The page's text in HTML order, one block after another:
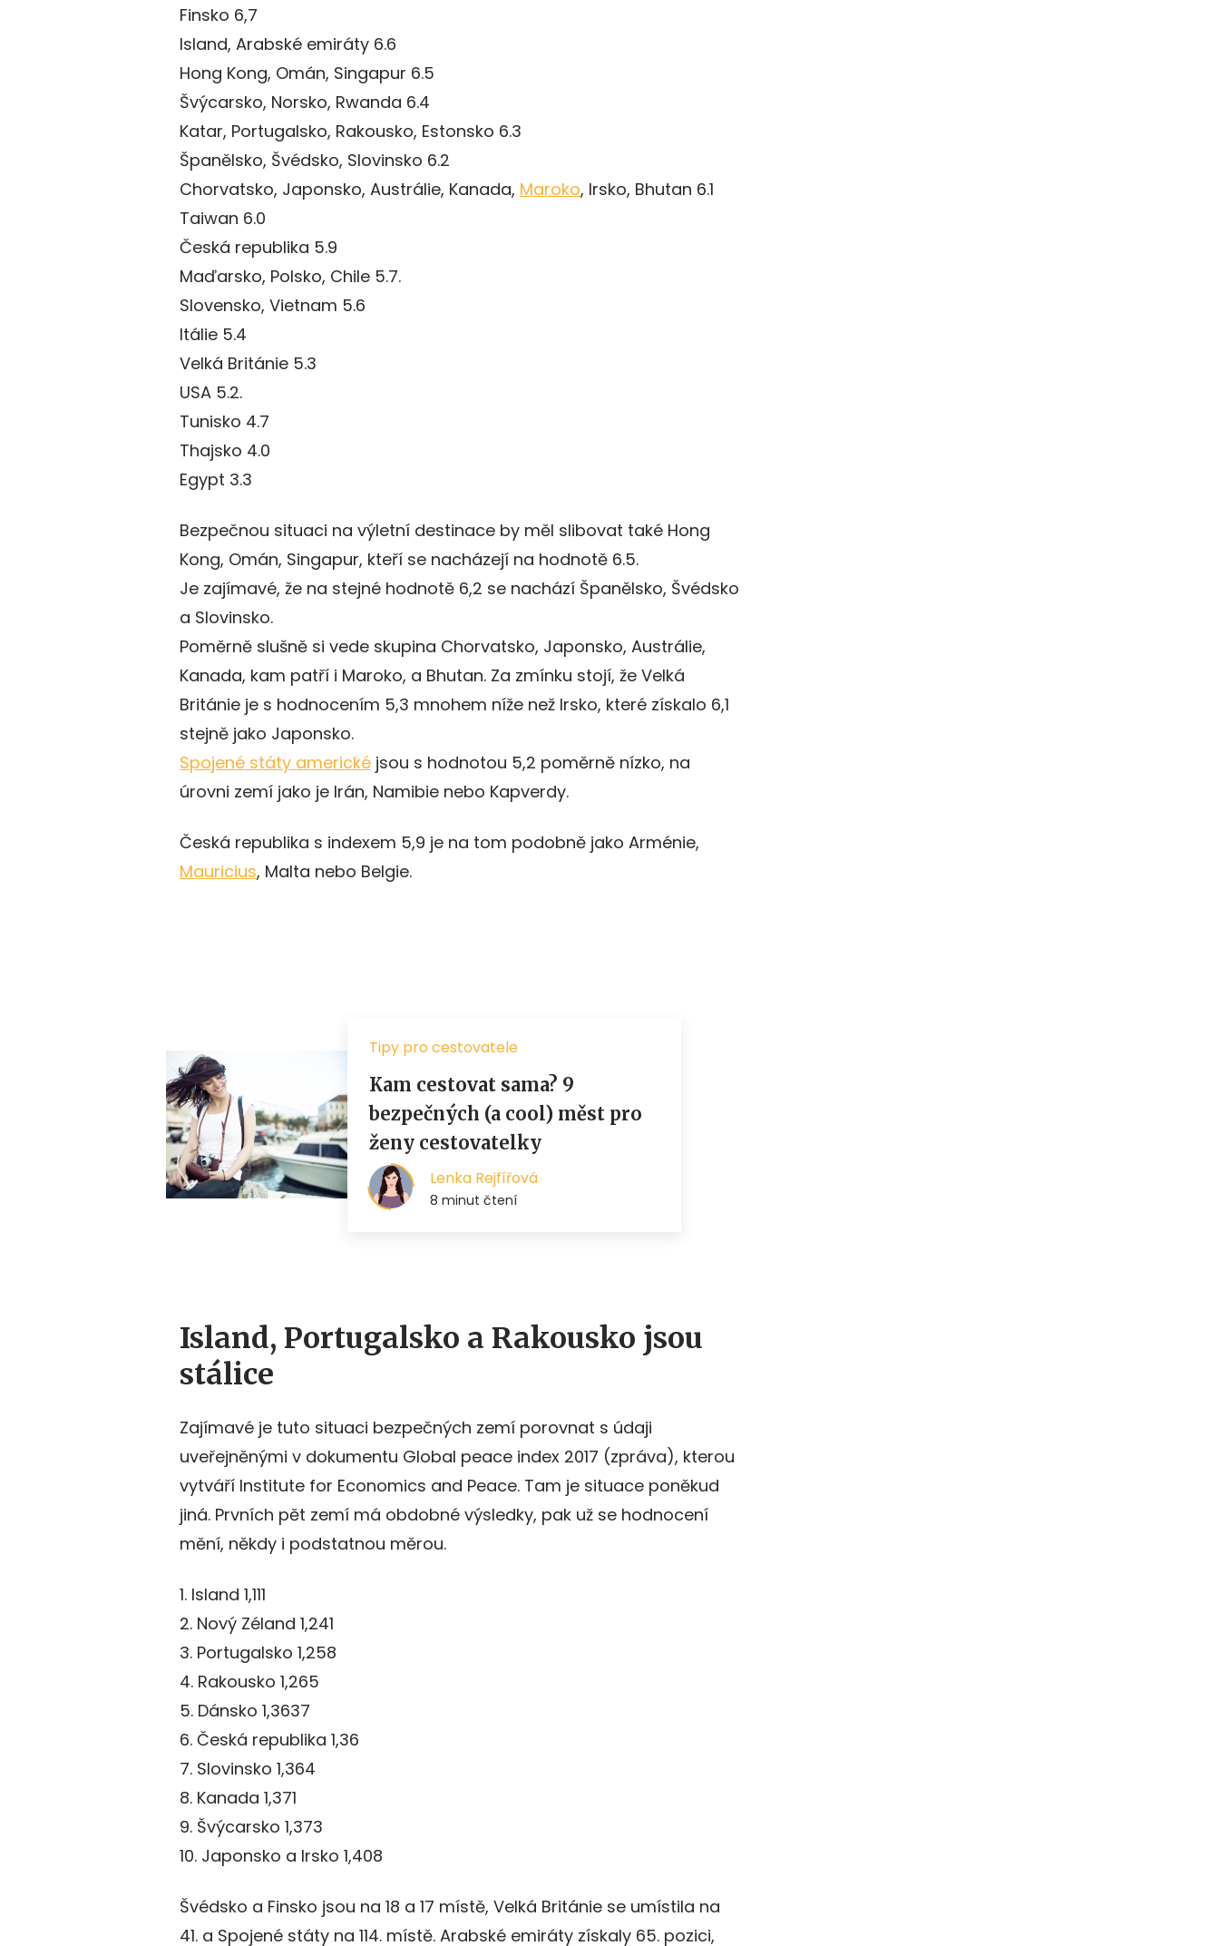
Finsko 6,7
Island, Arabské emiráty 6.6
Hong Kong, Omán, Singapur 6.5
Švýcarsko, Norsko, Rwanda 6.4
Katar, Portugalsko, Rakousko, Estonsko 6.3
Španělsko, Švédsko, Slovinsko 6.2
Chorvatsko, Japonsko, Austrálie, Kanada, Maroko, Irsko, Bhutan 6.1
Taiwan 6.0
Česká republika 5.9
Maďarsko, Polsko, Chile 5.7.
Slovensko, Vietnam 5.6
Itálie 5.4
Velká Británie 5.3
USA 5.2.
Tunisko 4.7
Thajsko 4.0
Egypt 3.3
Bezpečnou situaci na výletní destinace by měl slibovat také Hong
Kong, Omán, Singapur, kteří se nacházejí na hodnotě 6.5.
Je zajímavé, že na stejné hodnotě 6,2 se nachází Španělsko, Švédsko
a Slovinsko.
Poměrně slušně si vede skupina Chorvatsko, Japonsko, Austrálie,
Kanada, kam patří i Maroko, a Bhutan. Za zmínku stojí, že Velká
Británie je s hodnocením 5,3 mnohem níže než Irsko, které získalo 6,1
stejně jako Japonsko.
Spojené státy americké jsou s hodnotou 5,2 poměrně nízko, na
úrovni zemí jako je Irán, Namibie nebo Kapverdy.
Česká republika s indexem 5,9 je na tom podobně jako Arménie,
Mauricius, Malta nebo Belgie.
Island, Portugalsko a Rakousko jsou
stálice
Zajímavé je tuto situaci bezpečných zemí porovnat s údaji
uveřejněnými v dokumentu Global peace index 2017 (zpráva), kterou
vytváří Institute for Economics and Peace. Tam je situace poněkud
jiná. Prvních pět zemí má obdobné výsledky, pak už se hodnocení
mění, někdy i podstatnou měrou.
1. Island 1,111
2. Nový Zéland 1,241
3. Portugalsko 1,258
4. Rakousko 1,265
5. Dánsko 1,3637
6. Česká republika 1,36
7. Slovinsko 1,364
8. Kanada 1,371
9. Švýcarsko 1,373
10. Japonsko a Irsko 1,408
Švédsko a Finsko jsou na 18 a 17 místě, Velká Británie se umístila na
41. a Spojené státy na 114. místě. Arabské emiráty získaly 65. pozici,